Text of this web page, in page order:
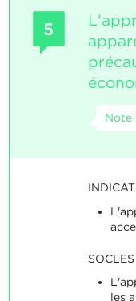
5
Note
SOCLES
les